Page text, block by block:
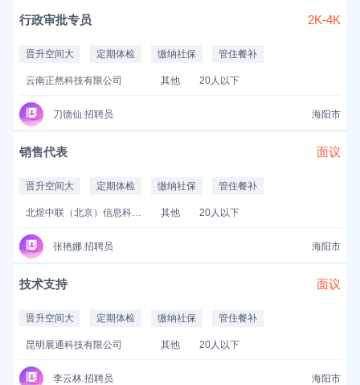
行政审批专员 2K-4K
晋升空间大 定期体检 缴纳社保 管住餐补
云南正然科技有限公司 其他 20人以下
刀德仙.招聘员 海阳市
销售代表 面议
晋升空间大 定期体检 缴纳社保 管住餐补
北煜中联（北京）信息科技有限公司 其他 20人以下
张艳娜.招聘员 海阳市
技术支持 面议
晋升空间大 定期体检 缴纳社保 管住餐补
昆明展通科技有限公司 其他 20人以下
李云林.招聘员 海阳市